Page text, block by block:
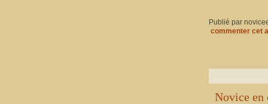
Publié par
commenter cet
Novice en